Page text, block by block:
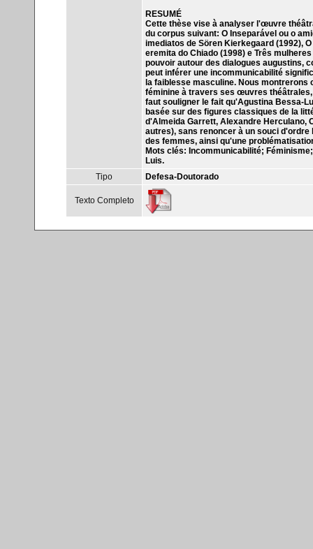
RESUMÉ
Cette thèse vise à analyser l'œuvre
du corpus suivant: O Inseparável ou o
imediatos de Sören Kierkegaard (1992),
eremita do Chiado (1998) e Três
pouvoir autour des dialogues augustins,
peut inférer une incommunicabilité
la faiblesse masculine. Nous
féminine à travers ses œuvres
faut souligner le fait qu'Agustina Bessa-
basée sur des figures classiques de la
d'Almeida Garrett, Alexandre Herculano,
autres), sans renoncer à un souci
des femmes, ainsi qu'une
Mots clés: Incommunicabilité;
Luis.
Tipo
Defesa-Doutorado
Texto Completo